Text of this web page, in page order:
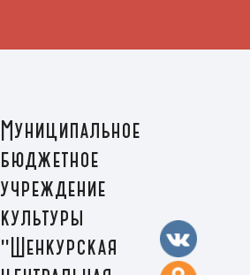
Муниципальное
бюджетное
учреждение
культуры
"Шенкурская